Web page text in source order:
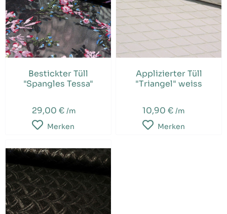
Bestickter Tüll
"Spangles Tessa"
29,00 € /m
Merken
Applizierter Tüll
"Triangel" weiss
10,90 €/m
Merken